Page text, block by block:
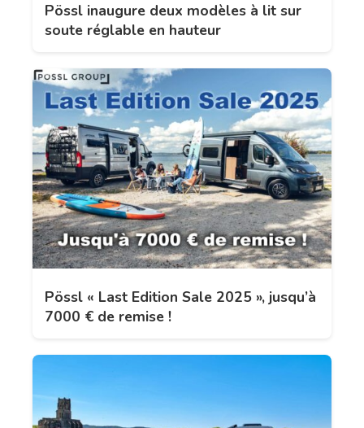
Pössl inaugure deux modèles à lit sur
soute réglable en hauteur
Pössl « Last Edition Sale 2025 », jusqu’à
7000 € de remise !